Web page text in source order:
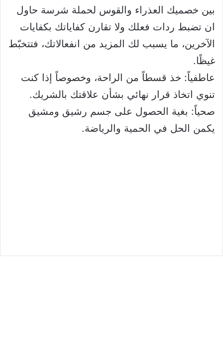
بين خصميك العذراء والقوس لحملة شرسة حاول
ان تضبط ردات فعلك ولا تقارن كفاياتك بكفايات
الآخرين، ما يسبب لك المزيد من انفعالاتك، فتتخبّط
غيظًا.
عاطفياً: خذ قسطاً من الراحة، وخصوصاً إذا كنت
تنوي اتخاذ قرار نهائي بشأن علاقتك بالشريك.
صحياً: بغية الحصول على جسم رشيق ومشيق
يكمن الحل في الحمية والرياضة.